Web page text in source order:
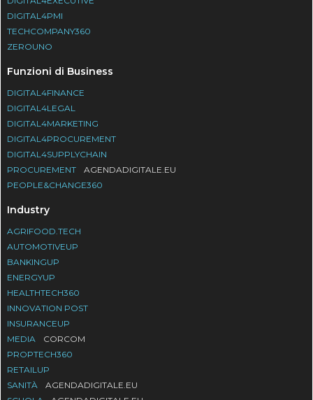
DIGITAL4PMI
TECHCOMPANY360
ZEROUNO
Funzioni di Business
DIGITAL4FINANCE
DIGITAL4LEGAL
DIGITAL4MARKETING
DIGITAL4PROCUREMENT
DIGITAL4SUPPLYCHAIN
PROCUREMENT
AGENDADIGITALE.EU
PEOPLE&CHANGE360
Industry
AGRIFOOD.TECH
AUTOMOTIVEUP
BANKINGUP
ENERGYUP
HEALTHTECH360
INNOVATION POST
INSURANCEUP
MEDIA
CORCOM
PROPTECH360
RETAILUP
SANITÀ
AGENDADIGITALE.EU